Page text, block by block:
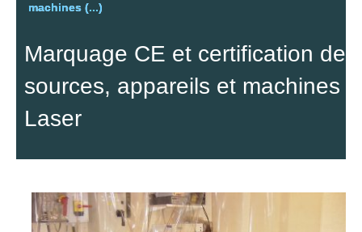
machines (...)
Marquage CE et certification de
sources, appareils et machines
Laser